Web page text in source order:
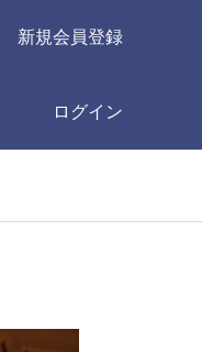
新規会員登録
ログイン